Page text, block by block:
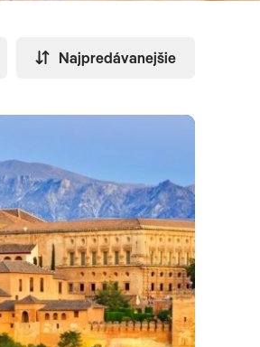
Najpredávanejšie